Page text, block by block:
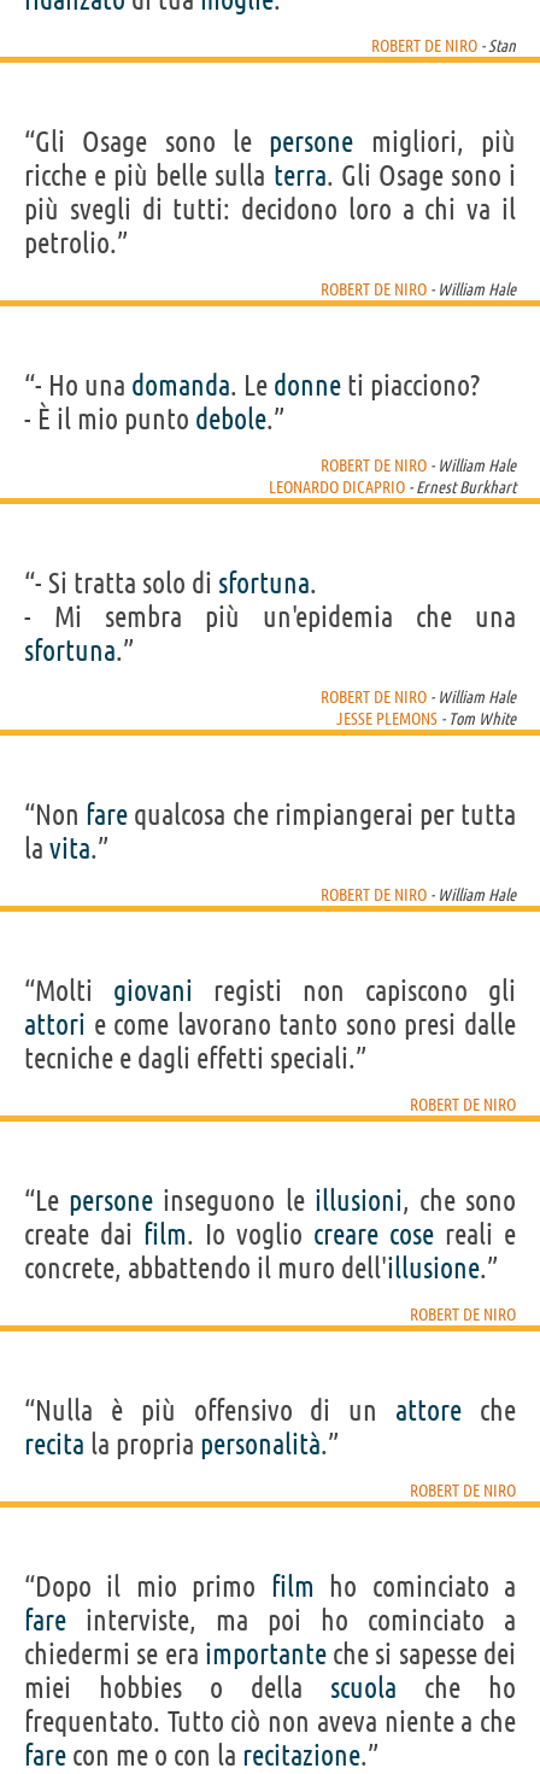
ROBERT DE NIRO - Stan
“Gli Osage sono le persone migliori, più
ricche e più belle sulla terra. Gli Osage sono i
più svegli di tutti: decidono loro a chi va il
petrolio.”
ROBERT DE NIRO - William Hale
“- Ho una domanda. Le donne ti piacciono?
- È il mio punto debole.”
ROBERT DE NIRO - William Hale
LEONARDO DICAPRIO - Ernest Burkhart
“- Si tratta solo di sfortuna.
- Mi sembra più un'epidemia che una
sfortuna.”
ROBERT DE NIRO - William Hale
JESSE PLEMONS - Tom White
“Non fare qualcosa che rimpiangerai per tutta
la vita.”
ROBERT DE NIRO - William Hale
“Molti giovani registi non capiscono gli
attori e come lavorano tanto sono presi dalle
tecniche e dagli effetti speciali.”
ROBERT DE NIRO
“Le persone inseguono le illusioni, che sono
create dai film. Io voglio creare cose reali e
concrete, abbattendo il muro dell'illusione.”
ROBERT DE NIRO
“Nulla è più offensivo di un attore che
recita la propria personalità.”
ROBERT DE NIRO
“Dopo il mio primo film ho cominciato a
fare interviste, ma poi ho cominciato a
chiedermi se era importanteche si sapesse dei
miei hobbies o della scuola che ho
frequentato. Tutto ciò non aveva niente a che
fare con me o con la recitazione.”